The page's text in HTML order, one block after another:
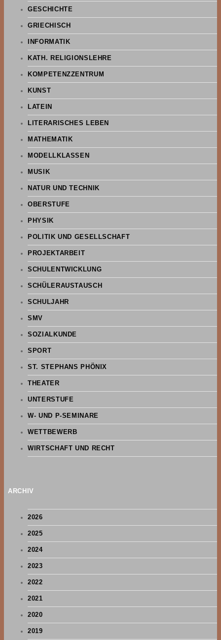
GESCHICHTE
GRIECHISCH
INFORMATIK
KATH. RELIGIONSLEHRE
KOMPETENZZENTRUM
KUNST
LATEIN
LITERARISCHES LEBEN
MATHEMATIK
MODELLKLASSEN
MUSIK
NATUR UND TECHNIK
OBERSTUFE
PHYSIK
POLITIK UND GESELLSCHAFT
PROJEKTARBEIT
SCHULENTWICKLUNG
SCHÜLERAUSTAUSCH
SCHULJAHR
SMV
SOZIALKUNDE
SPORT
ST. STEPHANS PHÖNIX
THEATER
UNTERSTUFE
W- UND P-SEMINARE
WETTBEWERB
WIRTSCHAFT UND RECHT
ARCHIV
2026
2025
2024
2023
2022
2021
2020
2019